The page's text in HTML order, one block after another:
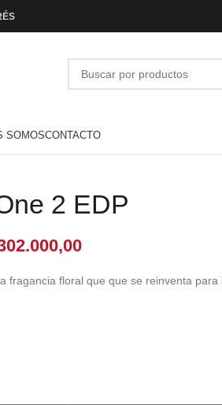
SOMOSCONTACTO
2 EDP
fragancia floral que que se reinventa para